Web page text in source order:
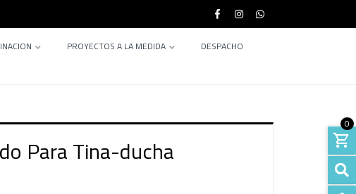
PROYECTOS A LA MEDIDA
DESPACHO
0
Para Tina-ducha